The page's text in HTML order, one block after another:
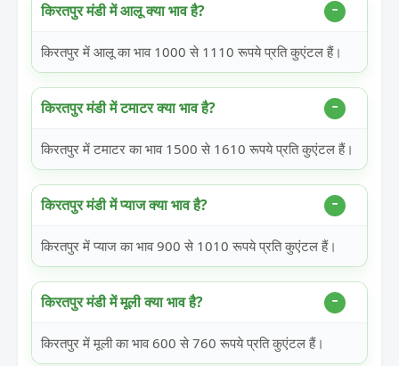
किरतपुर मंडी में आलू क्या भाव है?
किरतपुर में आलू का भाव 1000 से 1110 रूपये प्रति कुएंटल हैं।
किरतपुर मंडी में टमाटर क्या भाव है?
किरतपुर में टमाटर का भाव 1500 से 1610 रूपये प्रति कुएंटल हैं।
किरतपुर मंडी में प्याज क्या भाव है?
किरतपुर में प्याज का भाव 900 से 1010 रूपये प्रति कुएंटल हैं।
किरतपुर मंडी में मूली क्या भाव है?
किरतपुर में मूली का भाव 600 से 760 रूपये प्रति कुएंटल हैं।